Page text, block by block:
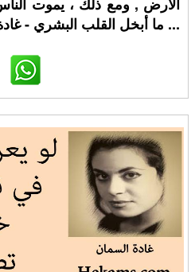
... ما أبخل القلب البشري -